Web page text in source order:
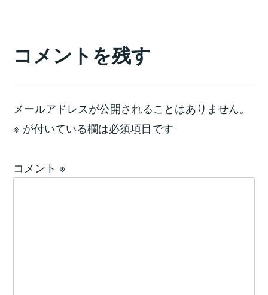
コメントを残す
メールアドレスが公開されることはありません。
※ が付いている欄は必須項目です
コメント ※